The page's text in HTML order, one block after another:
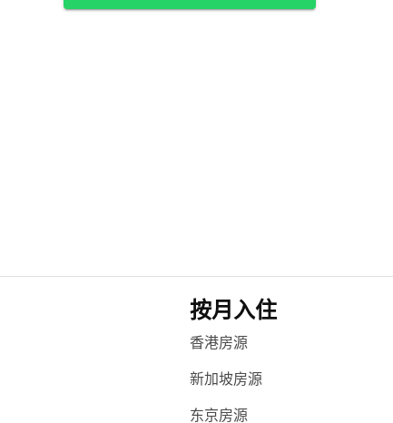
按月入住
香港房源
新加坡房源
东京房源